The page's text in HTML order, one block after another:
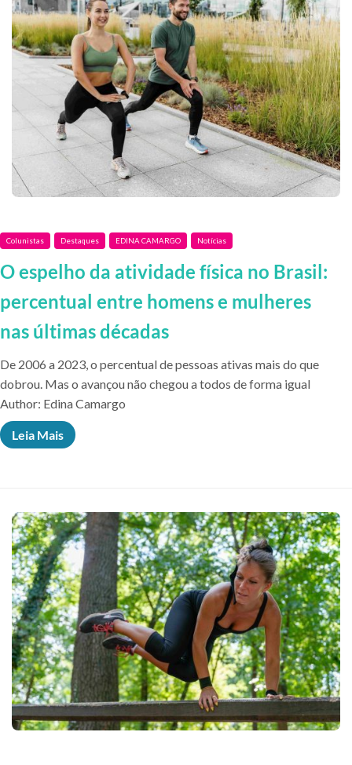
Colunistas Destaques EDINA CAMARGO Notícias
O espelho da atividade física no Brasil:
percentual entre homens e mulheres
nas últimas décadas
De 2006 a 2023, o percentual de pessoas ativas mais do que
dobrou. Mas o avançou não chegou a todos de forma igual
Author: Edina Camargo
Leia Mais